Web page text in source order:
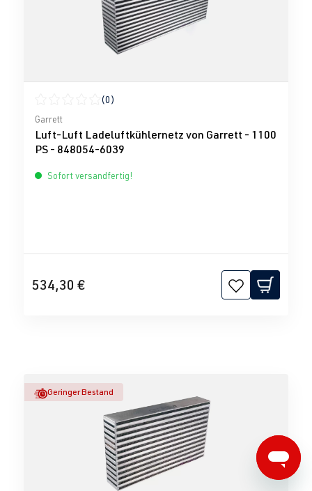
Durchschnittliche Bewertung von 0 von 5 Sternen
(0)
Garrett
Luft-Luft Ladeluftkühlernetz von Garrett - 1100
PS - 848054-6039
Sofort versandfertig!
534,30 €
Geringer Bestand